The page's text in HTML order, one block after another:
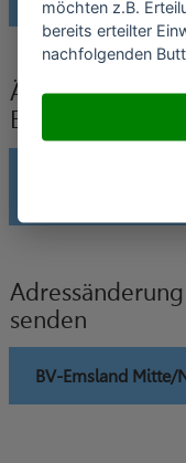
Änderung der
Emsland Mitte/
BV-Emsland
senden
BV-Emsland Mitte/
möchten z.B.
bereits erteilter
nachfolgenden